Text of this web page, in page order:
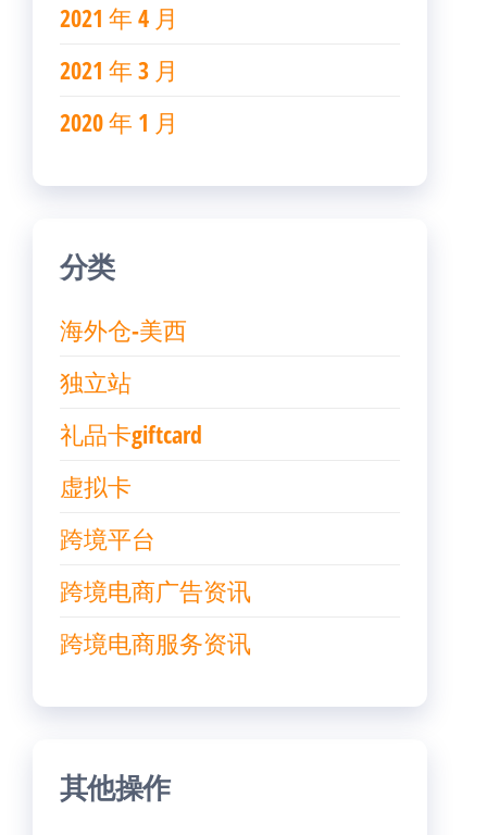
2021 年 4 月
2021 年 3 月
2020 年 1 月
分类
海外仓-美西
独立站
礼品卡giftcard
虚拟卡
跨境平台
跨境电商广告资讯
跨境电商服务资讯
其他操作